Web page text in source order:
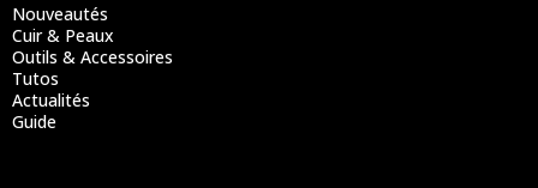
Nouveautés
Cuir & Peaux
Outils & Accessoires
Tutos
Actualités
Guide